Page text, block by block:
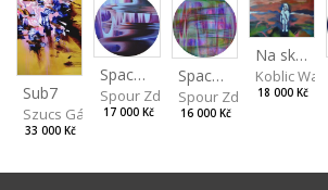
Sub7
Szucs Gábor
33 000 Kč
Spaces IV
Spour Zdeněk
17 000 Kč
Spaces III
Spour Zdeněk
16 000 Kč
Na skalách
Koblic
18 000 Kč